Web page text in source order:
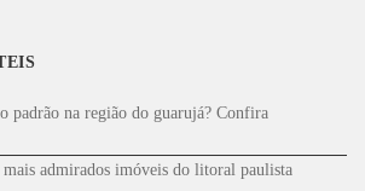
padrão na região do guarujá? Confira
mais admirados imóveis do litoral paulista